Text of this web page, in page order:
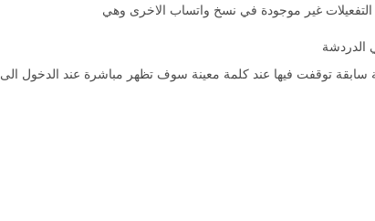
غير موجودة في نسخ واتساب الاخرى وهي
الدردشة
توقفت فيها عند كلمة معينة سوف تظهر مباشرة عند الدخول الى